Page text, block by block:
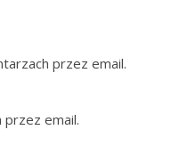
przez email.
przez email.